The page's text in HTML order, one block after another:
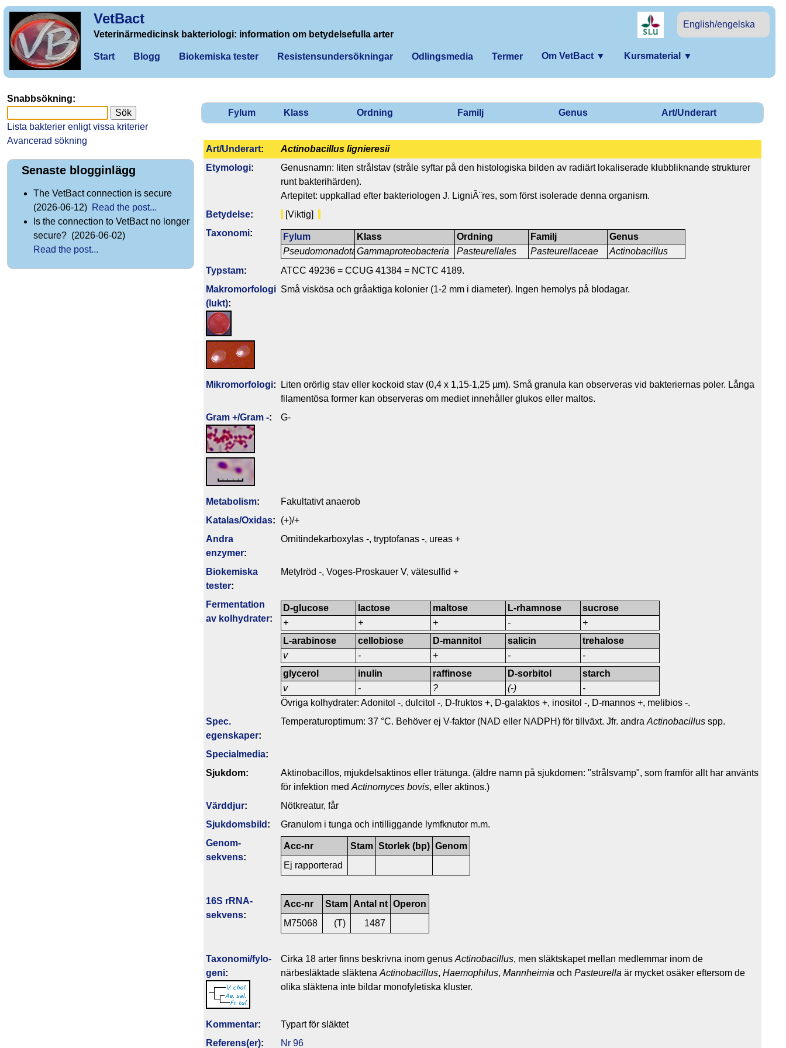
VetBact
English/engelska
Veterinärmedicinsk bakteriologi: information om betydelsefulla arter
Start Blogg Biokemiska tester Resistensundersökningar Odlingsmedia Termer Om VetBact ▼ Kursmaterial ▼
Fylum Klass Ordning Familj Genus Art/Underart
Art/Underart:
Actinobacillus lignieresii
Etymologi:
Genusnamn: liten strålstav (stråle syftar på den histologiska bilden av radiärt lokaliserade klubbliknande strukturer
runt bakterihärden).
Artepitet: uppkallad efter bakteriologen J. LigniÃ¨res, som först isolerade denna organism.
Betydelse:
[Viktig]
Taxonomi:
Fylum
Pseudomonadota
Klass
Gammaproteobacteria
Ordning
Pasteurellales
Familj
Pasteurellaceae
Genus
Actinobacillus
Typstam:
ATCC 49236 = CCUG 41384 = NCTC 4189.
Makromorfologi
(lukt):
Små viskösa och gråaktiga kolonier (1-2 mm i diameter). Ingen hemolys på blodagar.
Mikromorfologi:
Liten orörlig stav eller kockoid stav (0,4 x 1,15-1,25 µm). Små granula kan observeras vid bakteriernas poler. Långa
filamentösa former kan observeras om mediet innehåller glukos eller maltos.
Gram +/Gram -: G-
Metabolism:
Fakultativt anaerob
Katalas/Oxidas:
(+)/+
Andra
enzymer:
Ornitindekarboxylas -, tryptofanas -, ureas +
Biokemiska
tester:
Metylröd -, Voges-Proskauer V, vätesulfid +
Fermentation
av kolhydrater:
D-glucose
+
lactose
+
maltose
+
L-rhamnose
-
sucrose
+
L-arabinose
v
cellobiose
-
D-mannitol
+
salicin
-
trehalose
-
glycerol
v
inulin
-
raffinose
?
D-sorbitol
(-)
starch
-
Övriga kolhydrater: Adonitol -, dulcitol -, D-fruktos +, D-galaktos +, inositol -, D-mannos +, melibios -.
Spec.
egenskaper:
Temperaturoptimum: 37 °C. Behöver ej V-faktor (NAD eller NADPH) för tillväxt. Jfr. andra Actinobacillus spp.
Specialmedia:
Sjukdom:
Aktinobacillos, mjukdelsaktinos eller trätunga. (äldre namn på sjukdomen: "strålsvamp", som framför allt har använts
för infektion med Actinomyces bovis, eller aktinos.)
Värddjur:
Nötkreatur, får
Sjukdomsbild :
Granulom i tunga och intilliggande lymfknutor m.m.
Genom­
sekvens:
Acc-nr Stam Storlek (bp) Genom
Ej rapporterad
16S rRNA-
sekvens:
Acc-nr Stam Antal nt Operon
M75068
(T) 1487
Taxonomi/fylo­
geni:
Cirka 18 arter finns beskrivna inom genus Actinobacillus, men släktskapet mellan medlemmar inom de
närbesläktade släktena Actinobacillus, Haemophilus, Mannheimia och Pasteurella är mycket osäker eftersom de
olika släktena inte bildar monofyletiska kluster.
Kommentar:
Typart för släktet
Referens(er): Nr 96
Snabbsökning:
Lista bakterier enligt vissa kriterier
Avancerad sökning
Senaste blogginlägg
The VetBact connection is secure
(2026-06-12) Read the post...
Is the connection to VetBact no longer
secure? (2026-06-02)
Read the post...